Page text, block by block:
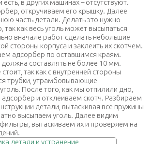
в других машинах – отсутствуют.
откручиваем его крышку. Далее
часть детали. Делать это нужно
так как весь уголь может высыпаться
вначале работ сделать небольшие
стороны корпуса и заклеить их скотчем.
адсорбер по оставшимся краям.
должна составлять не более 10 мм.
так как с внутренней стороны
трубки, утрамбовывающие
После того, как мы отпилили дно,
и отклеиваем скотч. Разбираем
детали, вытаскивая все пружины
высыпаем уголь. Далее видим
вытаскиваем их и проверяем на